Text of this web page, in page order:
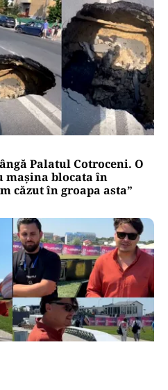
Palatul Cotroceni. O
mașina blocata în
căzut în groapa asta”